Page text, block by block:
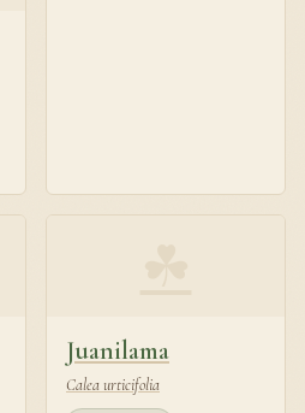
Juanilama
Calea urticifolia